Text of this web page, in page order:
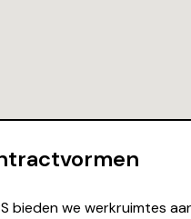
bieden we werkruimtes